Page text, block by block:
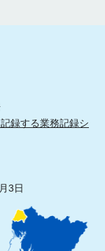
録する業務記録シ
3日